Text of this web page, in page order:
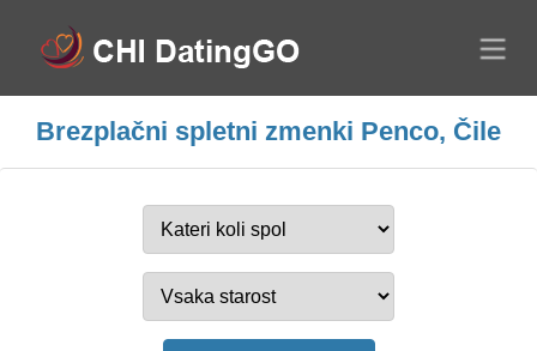
Brezplačni spletni zmenki Penco, Čile